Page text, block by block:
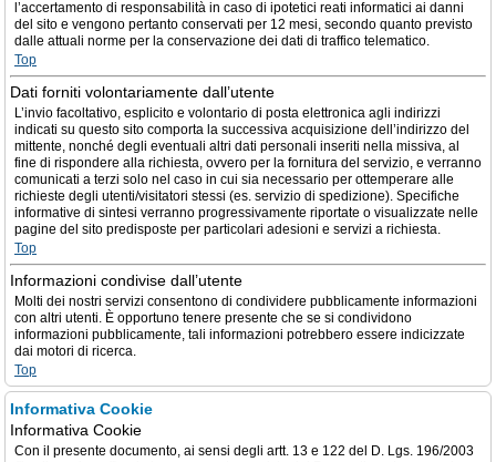
l’accertamento di responsabilità in caso di ipotetici reati informatici ai danni
del sito e vengono pertanto conservati per 12 mesi, secondo quanto previsto
dalle attuali norme per la conservazione dei dati di traffico telematico.
Top
Dati forniti volontariamente dall’utente
L’invio facoltativo, esplicito e volontario di posta elettronica agli indirizzi
indicati su questo sito comporta la successiva acquisizione dell’indirizzo del
mittente, nonché degli eventuali altri dati personali inseriti nella missiva, al
fine di rispondere alla richiesta, ovvero per la fornitura del servizio, e verranno
comunicati a terzi solo nel caso in cui sia necessario per ottemperare alle
richieste degli utenti/visitatori stessi (es. servizio di spedizione). Specifiche
informative di sintesi verranno progressivamente riportate o visualizzate nelle
pagine del sito predisposte per particolari adesioni e servizi a richiesta.
Top
Informazioni condivise dall’utente
Molti dei nostri servizi consentono di condividere pubblicamente informazioni
con altri utenti. È opportuno tenere presente che se si condividono
informazioni pubblicamente, tali informazioni potrebbero essere indicizzate
dai motori di ricerca.
Top
Informativa Cookie
Informativa Cookie
Con il presente documento, ai sensi degli artt. 13 e 122 del D. Lgs. 196/2003